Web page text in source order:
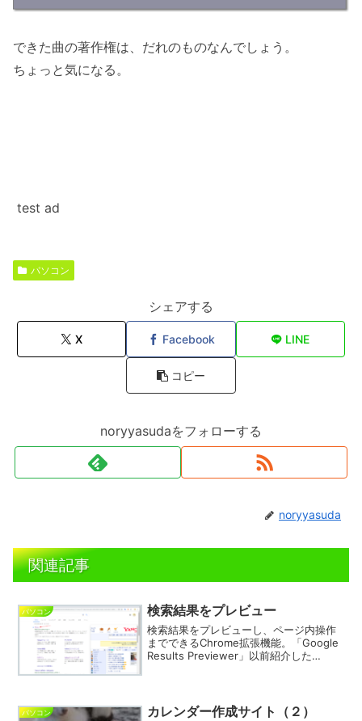
できた曲の著作権は、だれのものなんでしょう。
ちょっと気になる。
test ad
パソコン
シェアする
X Facebook LINE
コピー
noryyasudaをフォローする
noryyasuda
関連記事
パソコン 検索結果をプレビュー
検索結果をプレビューし、ページ内操作
までできるChrome拡張機能。「Google
Results Previewer」以前紹介した
パソコン カレンダー作成サイト（２）